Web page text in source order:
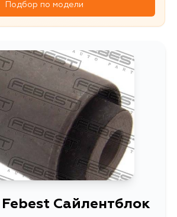
Подбор по модели
Сайлентблок